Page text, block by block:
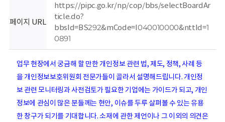
페이지 URL
https://pipc.go.kr/np/cop/bbs/selectBoardAr
ticle.do?
bbsId=BS292&mCode=I040010000&nttId=1
0891
업무 현장에서 궁금해 할 만한 개인정보 관련 법, 제도, 정책, 사례 등
을 개인정보보호위원회 전문가들이 골라서 설명해드립니다. 개인정
보 관련 모니터링과 사전검토가 필요한 기업에는 가이드가 되고, 개인
정보에 관심이 많은 분들께는 현안, 이슈를 두루 살펴볼 수 있는 유용
한 창구가 되기를 기대합니다. 소재에 관한 제언이나 그 이외의 의견은